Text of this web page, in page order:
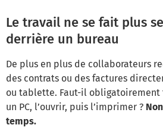
Le travail ne se fait plus
derrière un bureau
De plus en plus de collaborateurs
des contrats ou des factures
ou tablette. Faut-il obligatoirement
un PC, l’ouvrir, puis l’imprimer ?
temps.